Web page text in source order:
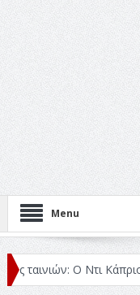
Menu
Ο Ντι Κάπριο και